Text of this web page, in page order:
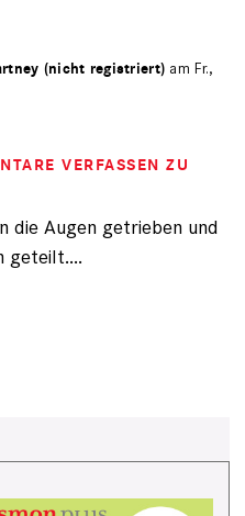
(nicht registriert) am Fr.,
VERFASSEN ZU
die Augen getrieben und
geteilt....